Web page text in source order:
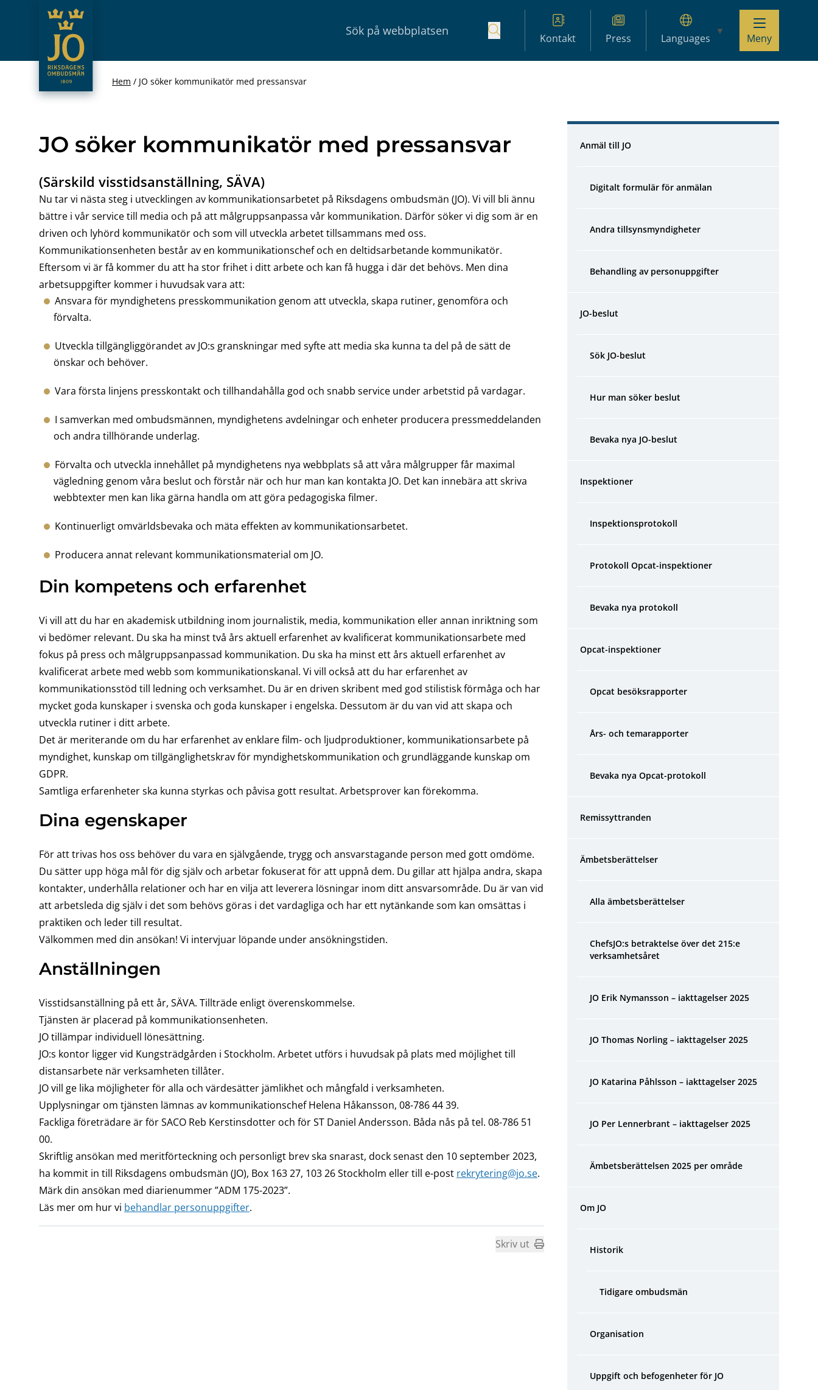
Hoppa till innehåll
JO – Riksdagens Ombudsmän
Kontakt Press Languages Meny
Hem JO söker kommunikatör med pressansvar
JO söker kommunikatör med pressansvar
(Särskild visstidsanställning, SÄVA)
Nu tar vi nästa steg i utvecklingen av kommunikationsarbetet på Riksdagens ombudsmän (JO). Vi vill bli ännu
bättre i vår service till media och på att målgruppsanpassa vår kommunikation. Därför söker vi dig som är en
driven och lyhörd kommunikatör och som vill utveckla arbetet tillsammans med oss.
Kommunikationsenheten består av en kommunikationschef och en deltidsarbetande kommunikatör.
Eftersom vi är få kommer du att ha stor frihet i ditt arbete och kan få hugga i där det behövs. Men dina
arbetsuppgifter kommer i huvudsak vara att:
Ansvara för myndighetens presskommunikation genom att utveckla, skapa rutiner, genomföra och
förvalta.
Utveckla tillgängliggörandet av JO:s granskningar med syfte att media ska kunna ta del på de sätt de
önskar och behöver.
Vara första linjens presskontakt och tillhandahålla god och snabb service under arbetstid på vardagar.
I samverkan med ombudsmännen, myndighetens avdelningar och enheter producera pressmeddelanden
och andra tillhörande underlag.
Förvalta och utveckla innehållet på myndighetens nya webbplats så att våra målgrupper får maximal
vägledning genom våra beslut och förstår när och hur man kan kontakta JO. Det kan innebära att skriva
webbtexter men kan lika gärna handla om att göra pedagogiska filmer.
Kontinuerligt omvärldsbevaka och mäta effekten av kommunikationsarbetet.
Producera annat relevant kommunikationsmaterial om JO.
Din kompetens och erfarenhet
Vi vill att du har en akademisk utbildning inom journalistik, media, kommunikation eller annan inriktning som
vi bedömer relevant. Du ska ha minst två års aktuell erfarenhet av kvalificerat kommunikationsarbete med
fokus på press och målgruppsanpassad kommunikation. Du ska ha minst ett års aktuell erfarenhet av
kvalificerat arbete med webb som kommunikationskanal. Vi vill också att du har erfarenhet av
kommunikationsstöd till ledning och verksamhet. Du är en driven skribent med god stilistisk förmåga och har
mycket goda kunskaper i svenska och goda kunskaper i engelska. Dessutom är du van vid att skapa och
utveckla rutiner i ditt arbete.
Det är meriterande om du har erfarenhet av enklare film- och ljudproduktioner, kommunikationsarbete på
myndighet, kunskap om tillgänglighetskrav för myndighetskommunikation och grundläggande kunskap om
GDPR.
Samtliga erfarenheter ska kunna styrkas och påvisa gott resultat. Arbetsprover kan förekomma.
Dina egenskaper
För att trivas hos oss behöver du vara en självgående, trygg och ansvarstagande person med gott omdöme.
Du sätter upp höga mål för dig själv och arbetar fokuserat för att uppnå dem. Du gillar att hjälpa andra, skapa
kontakter, underhålla relationer och har en vilja att leverera lösningar inom ditt ansvarsområde. Du är van vid
att arbetsleda dig själv i det som behövs göras i det vardagliga och har ett nytänkande som kan omsättas i
praktiken och leder till resultat.
Välkommen med din ansökan! Vi intervjuar löpande under ansökningstiden.
Anställningen
Visstidsanställning på ett år, SÄVA. Tillträde enligt överenskommelse.
Tjänsten är placerad på kommunikationsenheten.
JO tillämpar individuell lönesättning.
JO:s kontor ligger vid Kungsträdgården i Stockholm. Arbetet utförs i huvudsak på plats med möjlighet till
distansarbete när verksamheten tillåter.
JO vill ge lika möjligheter för alla och värdesätter jämlikhet och mångfald i verksamheten.
Upplysningar om tjänsten lämnas av kommunikationschef Helena Håkansson, 08-786 44 39.
Fackliga företrädare är för SACO Reb Kerstinsdotter och för ST Daniel Andersson. Båda nås på tel. 08-786 51
00.
Skriftlig ansökan med meritförteckning och personligt brev ska snarast, dock senast den 10 september 2023,
ha kommit in till Riksdagens ombudsmän (JO), Box 163 27, 103 26 Stockholm eller till e-post rekrytering@jo.se.
Märk din ansökan med diarienummer ”ADM 175-2023”.
Läs mer om hur vi behandlar personuppgifter.
Skriv ut
Hoppa över sidonavigation
Anmäl till JO
Digitalt formulär för anmälan
Andra tillsynsmyndigheter
Behandling av personuppgifter
JO-beslut
Sök JO-beslut
Hur man söker beslut
Bevaka nya JO-beslut
Inspektioner
Inspektionsprotokoll
Protokoll Opcat-inspektioner
Bevaka nya protokoll
Opcat-inspektioner
Opcat besöksrapporter
Års- och temarapporter
Bevaka nya Opcat-protokoll
Remissyttranden
Ämbetsberättelser
Alla ämbetsberättelser
ChefsJO:s betraktelse över det 215:e
verksamhetsåret
JO Erik Nymansson – iakttagelser 2025
JO Thomas Norling – iakttagelser 2025
JO Katarina Påhlsson – iakttagelser 2025
JO Per Lennerbrant – iakttagelser 2025
Ämbetsberättelsen 2025 per område
Om JO
Historik
Tidigare ombudsmän
Organisation
Uppgift och befogenheter för JO